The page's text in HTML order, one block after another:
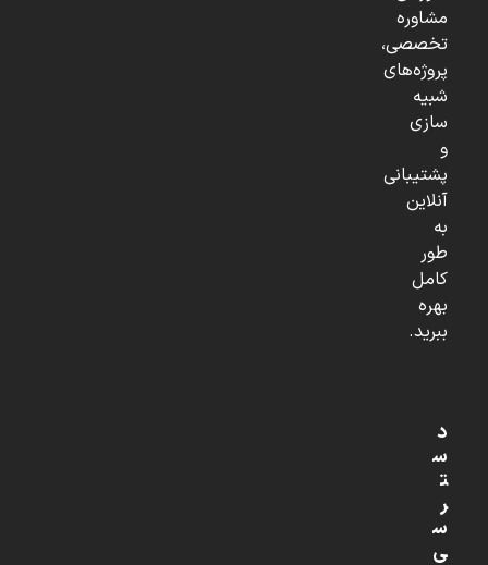
مشاوره
تخصصی،
پروژه‌های
شبیه
سازی
و
پشتیبانی
آنلاین
به
طور
کامل
بهره
ببرید.
د
س
ت
ر
س
ی